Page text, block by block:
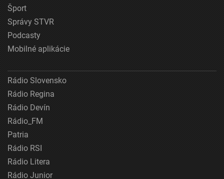
Šport
Správy STVR
Podcasty
Mobilné aplikácie
Rádio Slovensko
Rádio Regina
Rádio Devín
Rádio_FM
Patria
Rádio RSI
Rádio Litera
Rádio Junior